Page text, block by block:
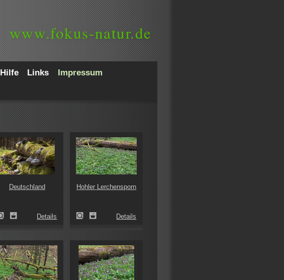
www.fokus-natur.de
Hilfe Links
Impressum
Deutschland
Details
Hohler Lerchensporn
Details